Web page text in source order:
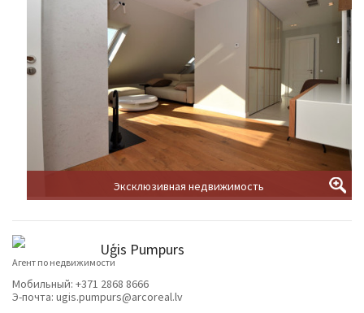
Эксклюзивная недвижимость
Uģis Pumpurs
Агент по недвижимости
Мобильный: +371 2868 8666
Э-почта: ugis.pumpurs@arcoreal.lv